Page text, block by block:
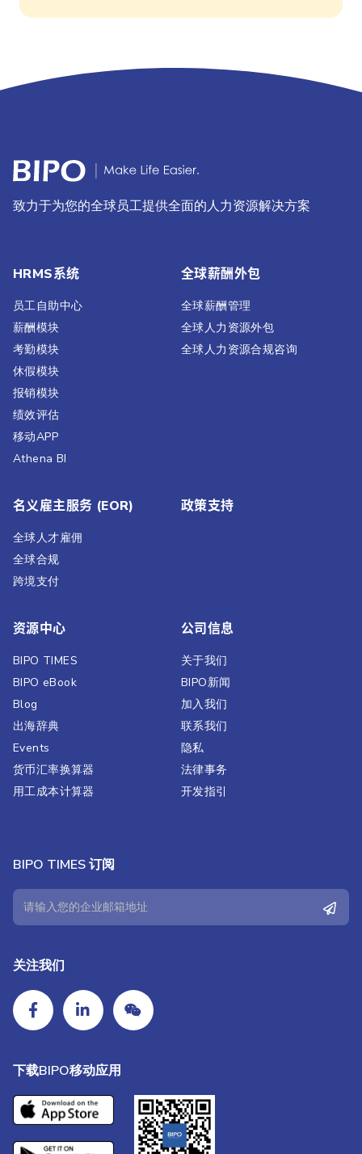
致力于为您的全球员工提供全面的人力资源解决方案
HRMS系统
员工自助中心
薪酬模块
考勤模块
休假模块
报销模块
绩效评估​
移动APP
Athena BI
全球薪酬外包
全球薪酬管理
全球人力资源外包
全球人力资源合规咨询
名义雇主服务 (EOR)
全球人才雇佣
全球合规
跨境支付
政策支持
资源中心
BIPO TIMES
BIPO eBook
Blog
出海辞典
Events
货币汇率换算器
用工成本计算器
公司信息
关于我们
BIPO新闻​
加入我们
联系我们
隐私
法律事务
开发指引
BIPO TIMES 订阅
关注我们
下载BIPO移动应用